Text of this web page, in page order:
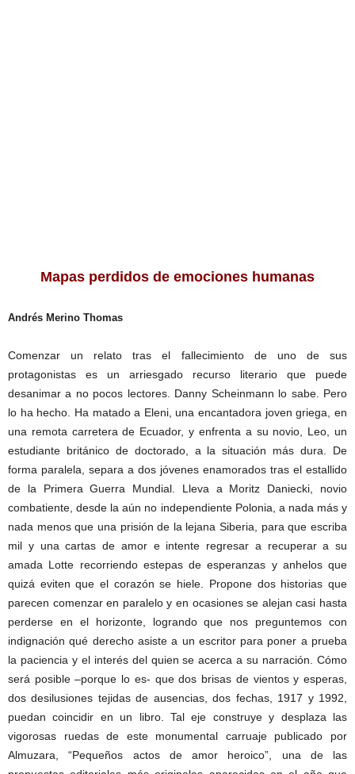
Mapas perdidos de emociones humanas
Andrés Merino Thomas
Comenzar un relato tras el fallecimiento de uno de sus
protagonistas es un arriesgado recurso literario que puede
desanimar a no pocos lectores. Danny Scheinmann lo sabe. Pero
lo ha hecho. Ha matado a Eleni, una encantadora joven griega, en
una remota carretera de Ecuador, y enfrenta a su novio, Leo, un
estudiante británico de doctorado, a la situación más dura. De
forma paralela, separa a dos jóvenes enamorados tras el estallido
de la Primera Guerra Mundial. Lleva a Moritz Daniecki, novio
combatiente, desde la aún no independiente Polonia, a nada más y
nada menos que una prisión de la lejana Siberia, para que escriba
mil y una cartas de amor e intente regresar a recuperar a su
amada Lotte recorriendo estepas de esperanzas y anhelos que
quizá eviten que el corazón se hiele. Propone dos historias que
parecen comenzar en paralelo y en ocasiones se alejan casi hasta
perderse en el horizonte, logrando que nos preguntemos con
indignación qué derecho asiste a un escritor para poner a prueba
la paciencia y el interés del quien se acerca a su narración. Cómo
será posible –porque lo es- que dos brisas de vientos y esperas,
dos desilusiones tejidas de ausencias, dos fechas, 1917 y 1992,
puedan coincidir en un libro. Tal eje construye y desplaza las
vigorosas ruedas de este monumental carruaje publicado por
Almuzara, “Pequeños actos de amor heroico”, una de las